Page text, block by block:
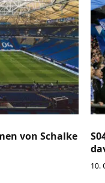
von Schalke
10.